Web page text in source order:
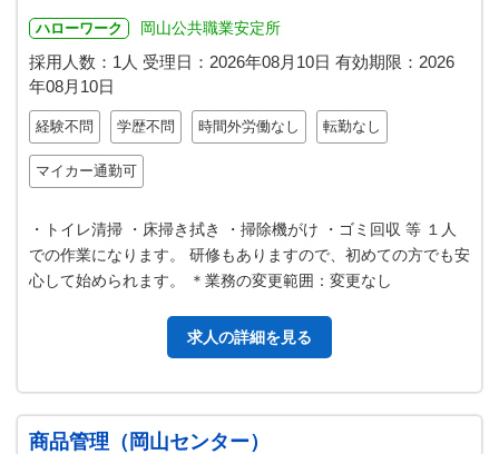
ハローワーク 岡山公共職業安定所
採用人数：1人 受理日： 2026年08月10日 有効期限： 2026
年08月10日
経験不問 学歴不問 時間外労働なし 転勤なし
マイカー通勤可
・トイレ清掃 ・床掃き拭き ・掃除機がけ ・ゴミ回収 等 １人
での作業になります。 研修もありますので、初めての方でも安
心して始められます。 ＊業務の変更範囲：変更なし
求人の詳細を見る
商品管理（岡山センター）